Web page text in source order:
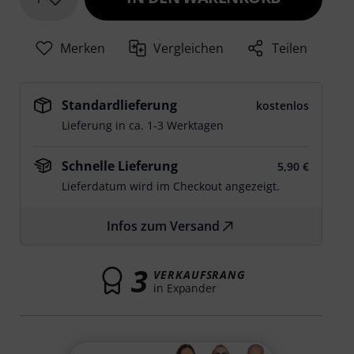
Merken Vergleichen Teilen
Standardlieferung
kostenlos
Lieferung in ca. 1-3 Werktagen
Schnelle Lieferung
5,90 €
Lieferdatum wird im Checkout angezeigt.
Infos zum Versand
3 VERKAUFSRANG
in Expander